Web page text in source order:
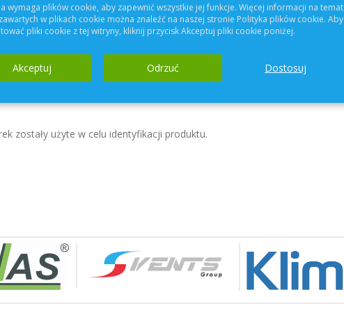
Dodaj do Ulubionych
Szczegóły Więcej informacji
zostały użyte w celu identyfikacji produktu.
wymaga plików cookie, aby zapewnić wszystkie jej funkcje. Więcej informacji na temat
w plikach cookie można znaleźć na naszej stronie Polityka plików cookie. Aby
pliki cookie z tej witryny, kliknij przycisk Akceptuj pliki cookie poniżej.
Akceptuj Odrzuć Dostosuj